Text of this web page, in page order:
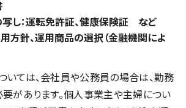
し：運転免許証、健康保険証 など
方針、運用商品の選択（金融機関によ
いては、会社員や公務員の場合は、勤務
があります。個人事業主や主婦につい